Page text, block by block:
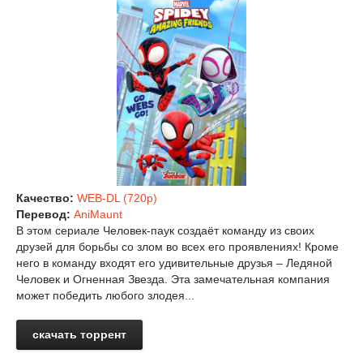
Качество: WEB-DL (720p)
Перевод: AniMaunt
В этом сериале Человек-паук создаёт команду из своих
друзей для борьбы со злом во всех его проявлениях! Кроме
него в команду входят его удивительные друзья – Ледяной
Человек и Огненная Звезда. Эта замечательная компания
может победить любого злодея...
скачать торрент